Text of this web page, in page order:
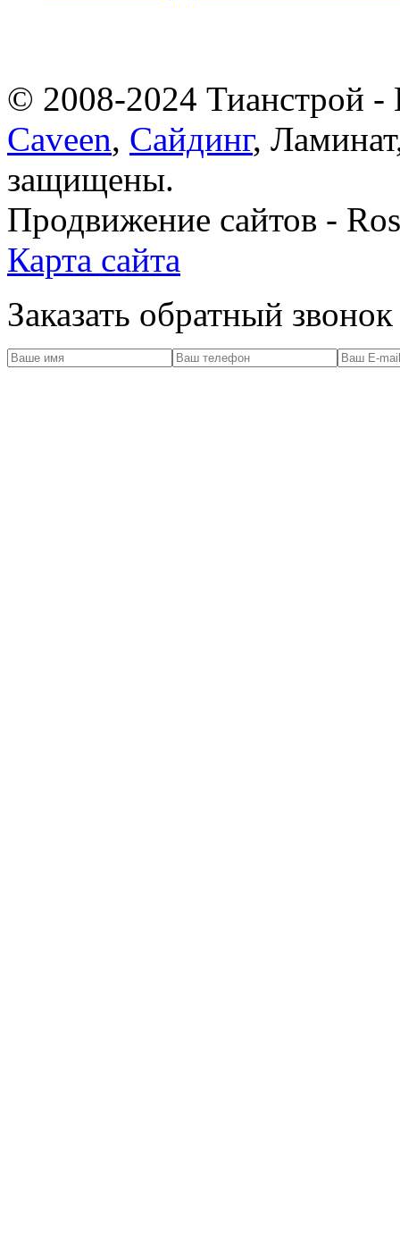
© 2008-2024 Тианстрой
Caveen, Cайдинг,
защищены.
Продвижение сайтов -
Карта сайта
Заказать обратный звонок